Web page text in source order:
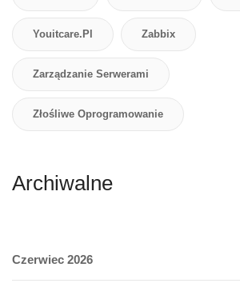
Youitcare.pl Zabbix
Zarządzanie Serwerami
Złośliwe Oprogramowanie
Archiwalne
Czerwiec 2026